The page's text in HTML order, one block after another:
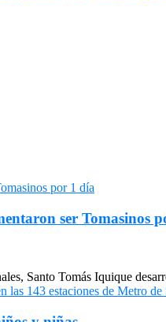
ser Tomasinos
Santo Tomás Iquique